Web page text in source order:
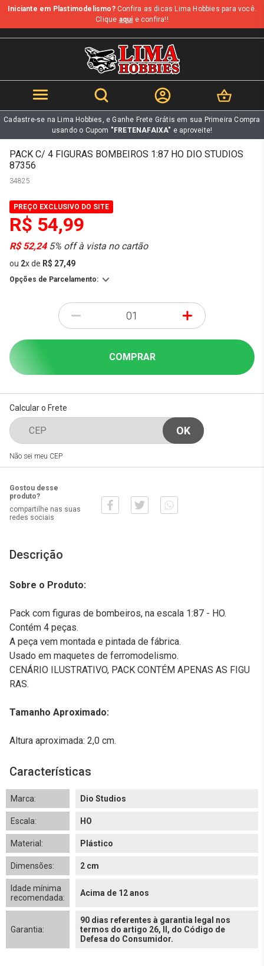
b
Iniciante em Plastimodelismo?Confira as dicas Lima Hobbies para você.
Clique aqui e confira!!
Cadastre-se na Lima Hobbies, e Ganhe Frete Grátis em sua Primeira Compra
usando o Cupom "FRETENAFAIXA" e aproveite!
PACK C/ 4 FIGURAS BOMBEIROS 1:87 HO DIO STUDIOS
87356
34825
PREÇO EXCLUSIVO DO SITE
R$ 54,99
R$ 52,245% off à vista no cartão
ou 2xde R$ 27,49
Opções de Parcelamento:
- +
COMPRAR
Calcular o Frete
Não sei meu CEP
Gostou desse
produto?
compartilhe nas suas
redes sociais
Descrição
Sobre o Produto:
Pack com figuras de bombeiros, na escala 1:87 - HO.
Contém 4 peças.
A peça vem montada e pintada de fábrica.
Usado em maquetes de ferromodelismo.
CENÁRIO ILUSTRATIVO, PACK CONTÉM APENAS AS FIGU
RAS.
Tamanho Aproximado:
Altura aproximada: 2,0 cm.
Características
Marca: Dio Studios
Escala: HO
Material: Plástico
Dimensões: 2 cm
Idade mínima
recomendada:
Acima de 12 anos
Garantia:
90 dias referentes à garantia legal nos
termos do artigo 26, II, do Código de
Defesa do Consumidor.